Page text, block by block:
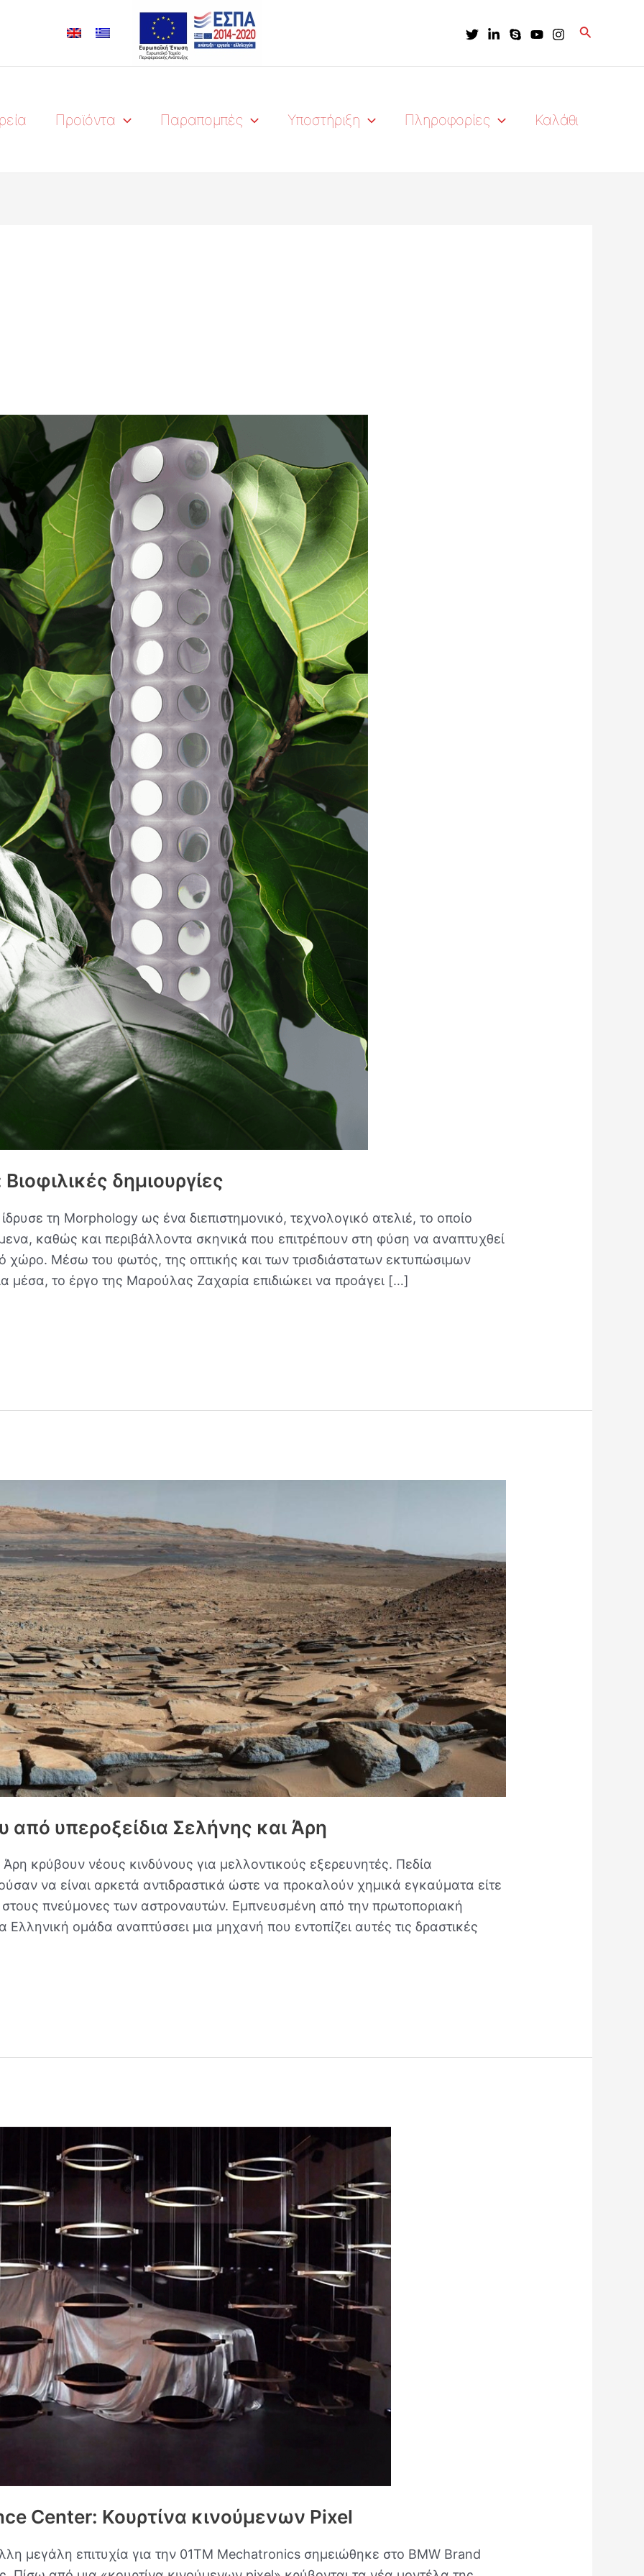
Προϊόντα Παραπομπές Υποστήριξη Πληροφορίες Καλάθι
δημιουργίες
τη Morphology ως ένα διεπιστημονικό, τεχνολογικό ατελιέ, το οποίο
καθώς και περιβάλλοντα σκηνικά που επιτρέπουν στη φύση να αναπτυχθεί
χώρο. Μέσω του φωτός, της οπτικής και των τρισδιάστατων εκτυπώσιμων
μέσα, το έργο της Μαρούλας Ζαχαρία επιδιώκει να προάγει […]
υπεροξείδια Σελήνης και Άρη
κρύβουν νέους κινδύνους για μελλοντικούς εξερευνητές. Πεδία
να είναι αρκετά αντιδραστικά ώστε να προκαλούν χημικά εγκαύματα είτε
στους πνεύμονες των αστροναυτών. Εμπνευσμένη από την πρωτοποριακή
ομάδα αναπτύσσει μια μηχανή που εντοπίζει αυτές τις δραστικές
Center: Κουρτίνα κινούμενων Pixel
μεγάλη επιτυχία για την 01TM Mechatronics σημειώθηκε στο BMW Brand